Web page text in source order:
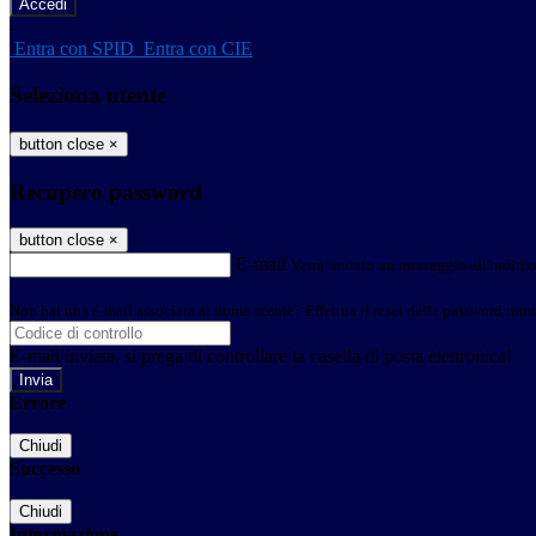
-
Entra con SPID Entra con CIE
Seleziona utente
button close ×
Recupero password
button close ×
E-mail Verrà inviato un messaggio
Non hai una e-mail associata al nome utente? Effettua il reset della password
E-mail inviata, si prega di controllare la casella di posta elettronica!
Errore
Chiudi
Successo
Chiudi